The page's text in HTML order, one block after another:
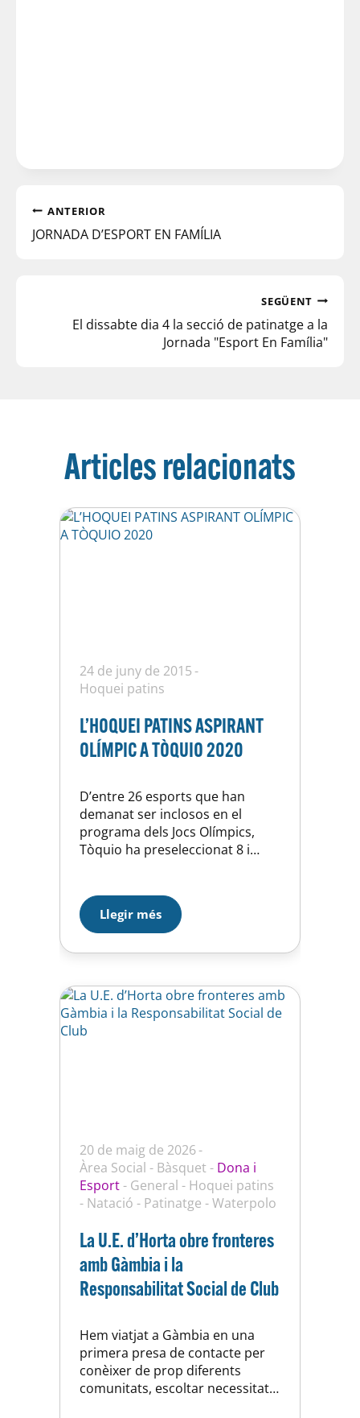
ANTERIOR
JORNADA D’ESPORT EN FAMÍLIA
SEGÜENT
El dissabte dia 4 la secció de patinatge a la
Jornada "Esport En Família"
Articles relacionats
24 de juny de 2015
Hoquei patins
L’HOQUEI PATINS ASPIRANT
OLÍMPIC A TÒQUIO 2020
D’entre 26 esports que han
demanat ser inclosos en el
programa dels Jocs Olímpics,
Tòquio ha preseleccionat 8 i
Comitè Organitzador donarà a
conèixer la relació de les que
proposarà al COI perquè les
accepti. Esperem que considerin
potencial…
Llegir més
20 de maig de 2026
Àrea Social - Bàsquet - Dona i
Esport- General - Hoquei patins
- Natació - Patinatge -Waterpolo
La U.E. d’Horta obre fronteres
amb Gàmbia i la
Responsabilitat Social de Club
Hem viatjat a Gàmbia en una
primera presa de contacte per
conèixer de prop diferents
comunitats, escoltar necessitats